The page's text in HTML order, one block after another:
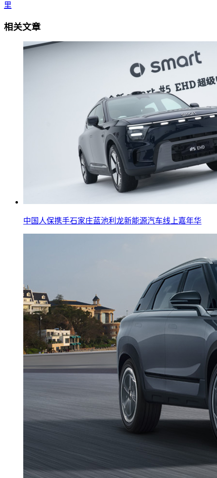
里
相关文章
中国人保携手石家庄蓝池利龙新能源汽车线上嘉年华